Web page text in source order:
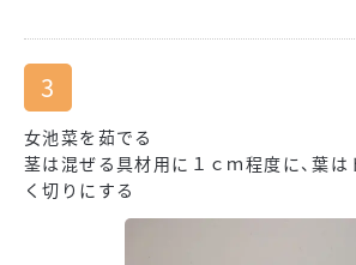
女池菜を茹でる
茎は混ぜる具材用に１ｃｍ程度に、葉
く切りにする